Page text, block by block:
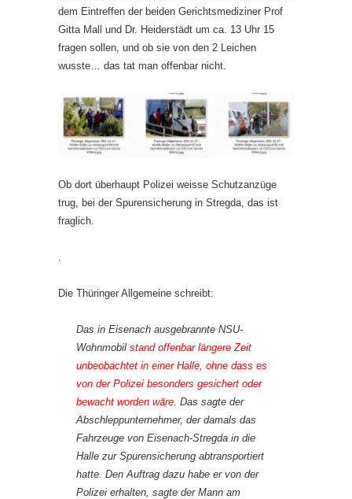
dem Eintreffen der beiden Gerichtsmediziner Prof
Gitta Mall und Dr. Heiderstädt um ca. 13 Uhr 15
fragen sollen, und ob sie von den 2 Leichen
wusste… das tat man offenbar nicht.
Ob dort überhaupt Polizei weisse Schutzanzüge
trug, bei der Spurensicherung in Stregda, das ist
fraglich.
.
Die Thüringer Allgemeine schreibt:
Das in Eisenach ausgebrannte NSU-
Wohnmobil stand offenbar längere Zeit
unbeobachtet in einer Halle, ohne dass es
von der Polizei besonders gesichert oder
bewacht worden wäre. Das sagte der
Abschleppunternehmer, der damals das
Fahrzeuge von Eisenach-Stregda in die
Halle zur Spurensicherung abtransportiert
hatte. Den Auftrag dazu habe er von der
Polizei erhalten, sagte der Mann am